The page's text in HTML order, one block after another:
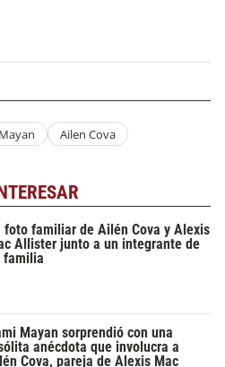
Ailen Cova
foto familiar de Ailén Cova y Alexis
Allister junto a un integrante de
familia
Mayan sorprendió con una
anécdota que involucra a
Cova, pareja de Alexis Mac